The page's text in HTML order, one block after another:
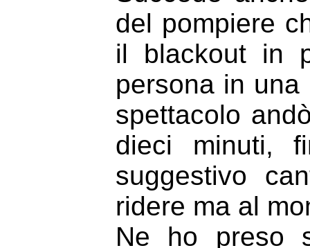
del pompiere
il blackout in
persona in una
spettacolo
dieci minuti,
suggestivo
ridere ma al
Ne ho preso